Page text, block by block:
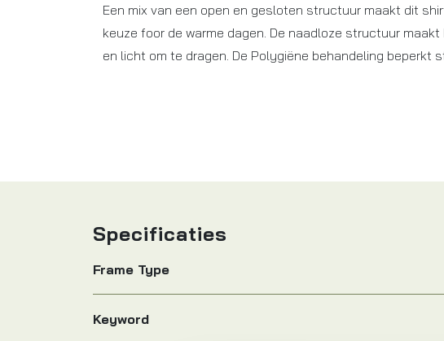
Een mix van een open en gesloten structuur maakt dit
keuze foor de warme dagen. De naadloze structuur
en licht om te dragen. De Polygiëne behandeling beperkt
Specificaties
Frame Type
Keyword